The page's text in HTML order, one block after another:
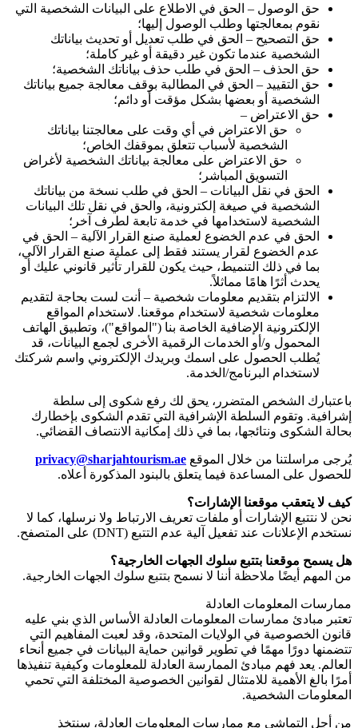
حق الوصول – الحق في الاطلاع على البيانات الشخصية التي
نقوم بمعالجتها وطلب الوصول إليها؛
حق التصحيح – الحق في طلب تعديل أو تحديث بياناتك
الشخصية عندما تكون غير دقيقة أو غير كاملة؛
حق الحذف – الحق في طلب حذف بياناتك الشخصية؛
حق التقييد – الحق في المطالبة بوقف معالجة جميع بياناتك
الشخصية أو بعضها بشكل مؤقت أو دائم؛
حق الاعتراض –
حق الاعتراض في أي وقت على معالجتنا بياناتك
الشخصية لأسباب تتعلق بموقفك الخاص؛
حق الاعتراض على معالجة بياناتك الشخصية لأغراض
التسويق المباشر؛
الحق في نقل البيانات – الحق في طلب نسخة من بياناتك
الشخصية في صيغة إلكترونية، والحق في نقل تلك البيانات
الشخصية لاستخدامها في خدمة تابعة لطرف آخر؛
الحق في عدم الخضوع لعملية صنع القرار الآلية – الحق في
عدم الخضوع لقرار يستند فقط إلى عملية صنع القرار الآلي،
بما في ذلك التنميط، حيث يكون للقرار تأثير قانوني عليك أو
يحدث أثرًا هامًا مماثلاً.
الالتزام بتقديم معلومات شخصية – أنت لست بحاجة لتقديم
معلومات شخصية لاستخدام موقعنا. لاستخدام المواقع
الإلكترونية الإضافية الخاصة بنا ("المواقع")، وتطبيق الهاتف
المحمول و/أو الخدمات الرقمية الأخرى لجمع البيانات، قد
يُطلب الحصول على اسمك وبريدك الإلكتروني واسم شركتك
لاستخدام البرنامج/الخدمة.
باعتبارك الشخص المتضرر، يحق لك رفع شكوى إلى سلطة
إشرافية. وتقوم السلطة الإشرافية التي تقدم الشكوى بإخطارك
بحالة الشكوى ونتائجها، بما في ذلك إمكانية الانتصاف القضائي.
يُرجى مراسلتنا من خلال الموقع privacy@sharjahtourism.ae
للحصول على المساعدة فيما يتعلق بالبنود المذكورة أعلاه.
كيف لا يتعقب موقعنا الإشارات؟
نحن لا نتتبع الإشارات أو ملفات تعريف الارتباط ولا نرسلها، كما لا
نستخدم الإعلانات عند تفعيل آلية عدم التتبع (DNT) على المتصفح.
هل يسمح موقعنا بتتبع سلوك الجهات الخارجية؟
من المهم أيضًا ملاحظة أننا لا نسمح بتتبع سلوك الجهات الخارجية.
ممارسات المعلومات العادلة
تعتبر مبادئ ممارسات المعلومات العادلة الأساس الذي بني عليه
قانون الخصوصية في الولايات المتحدة، وقد لعبت المفاهيم التي
تتضمنها دورًا مهمًا في تطوير قوانين حماية البيانات في جميع أنحاء
العالم. يعد فهم مبادئ الممارسة العادلة للمعلومات وكيفية تنفيذها
أمرًا بالغ الأهمية للامتثال لقوانين الخصوصية المختلفة التي تحمي
المعلومات الشخصية.
من أجل التماشي مع ممارسات المعلومات العادلة، سنتخذ